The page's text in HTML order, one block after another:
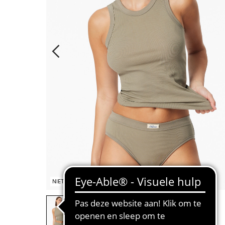
NIET OP VOORRAAD